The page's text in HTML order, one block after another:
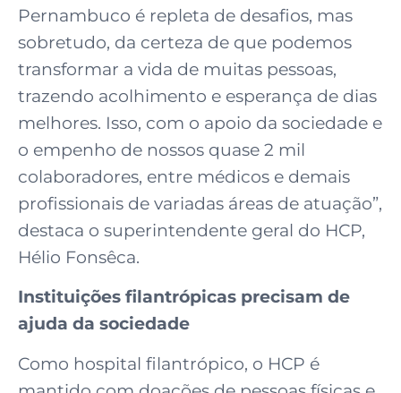
Pernambuco é repleta de desafios, mas
sobretudo, da certeza de que podemos
transformar a vida de muitas pessoas,
trazendo acolhimento e esperança de dias
melhores. Isso, com o apoio da sociedade e
o empenho de nossos quase 2 mil
colaboradores, entre médicos e demais
profissionais de variadas áreas de atuação”,
destaca o superintendente geral do HCP,
Hélio Fonsêca.
Instituições filantrópicas precisam de
ajuda da sociedade
Como hospital filantrópico, o HCP é